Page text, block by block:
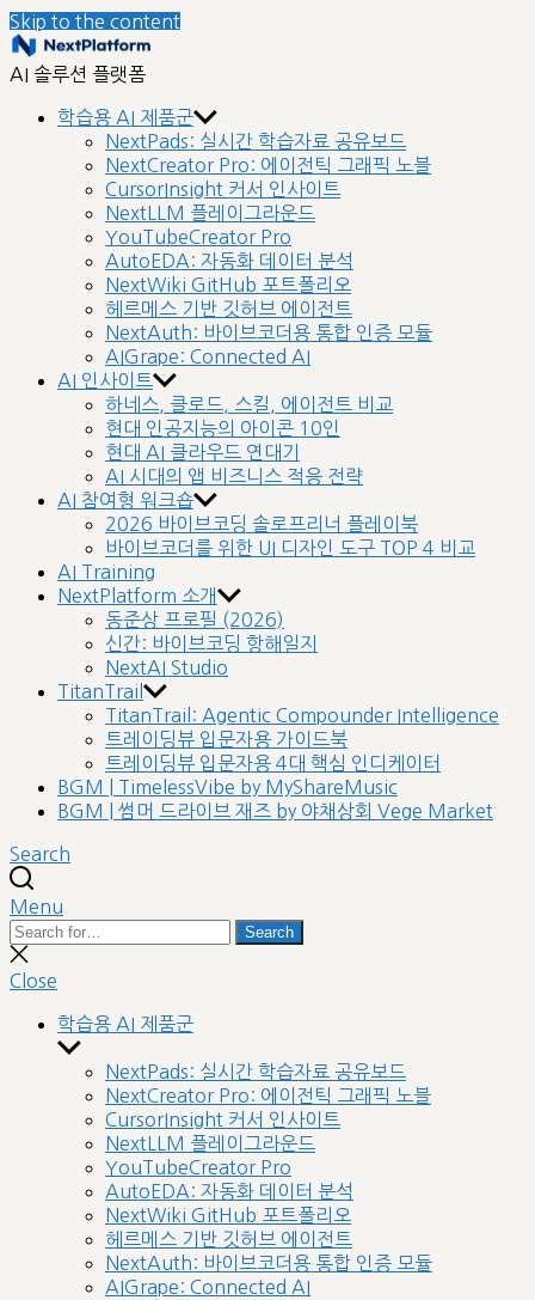
Skip to the content
AI 솔루션 플랫폼
학습용 AI 제품군
NextPads: 실시간 학습자료 공유보드
NextCreator Pro: 에이전틱 그래픽 노블
CursorInsight 커서 인사이트
NextLLM 플레이그라운드
YouTubeCreator Pro
AutoEDA: 자동화 데이터 분석
NextWiki GitHub 포트폴리오
헤르메스 기반 깃허브 에이전트
NextAuth: 바이브코더용 통합 인증 모듈
AIGrape: Connected AI
AI 인사이트
하네스, 클로드, 스킬, 에이전트 비교
현대 인공지능의 아이콘 10인
현대 AI 클라우드 연대기
AI 시대의 앱 비즈니스 적응 전략
AI 참여형 워크숍
2026 바이브코딩 솔로프리너 플레이북
바이브코더를 위한 UI 디자인 도구 TOP 4 비교
AI Training
NextPlatform 소개
동준상 프로필 (2026)
신간: 바이브코딩 항해일지
NextAI Studio
TitanTrail
TitanTrail: Agentic Compounder Intelligence
트레이딩뷰 입문자용 가이드북
트레이딩뷰 입문자용 4대 핵심 인디케이터
BGM | TimelessVibe by MyShareMusic
BGM | 썸머 드라이브 재즈 by 야채상회 Vege Market
Search
Menu
Search
for:
Search
Close
search
Close
학습용 AI 제품군
Show
sub
menu
NextPads: 실시간 학습자료 공유보드
NextCreator Pro: 에이전틱 그래픽 노블
CursorInsight 커서 인사이트
NextLLM 플레이그라운드
YouTubeCreator Pro
AutoEDA: 자동화 데이터 분석
NextWiki GitHub 포트폴리오
헤르메스 기반 깃허브 에이전트
NextAuth: 바이브코더용 통합 인증 모듈
AIGrape: Connected AI